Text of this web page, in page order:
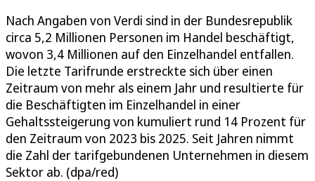
Nach Angaben von Verdi sind in der Bundesrepublik
circa 5,2 Millionen Personen im Handel beschäftigt,
wovon 3,4 Millionen auf den Einzelhandel entfallen.
Die letzte Tarifrunde erstreckte sich über einen
Zeitraum von mehr als einem Jahr und resultierte für
die Beschäftigten im Einzelhandel in einer
Gehaltssteigerung von kumuliert rund 14 Prozent für
den Zeitraum von 2023 bis 2025. Seit Jahren nimmt
die Zahl der tarifgebundenen Unternehmen in diesem
Sektor ab. (dpa/red)